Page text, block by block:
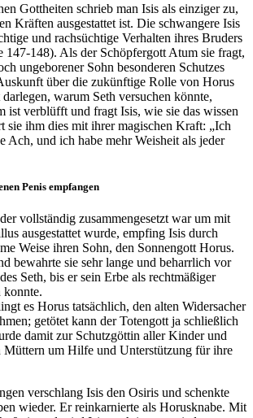
Gottheiten schrieb man Isis als einziger zu,
Kräften ausgestattet ist. Die schwangere Isis
und rachsüchtige Verhalten ihres Bruders
147-148). Als der Schöpfergott Atum sie fragt,
ungeborener Sohn besonderen Schutzes
über die zukünftige Rolle von Horus
warum Seth versuchen könnte,
ist verblüfft und fragt Isis, wie sie das wissen
sie ihm dies mit ihrer magischen Kraft: „Ich
Ach, und ich habe mehr Weisheit als jeder
Penis empfangen
vollständig zusammengesetzt war um mit
ausgestattet wurde, empfing Isis durch
Weise ihren Sohn, den Sonnengott Horus.
bewahrte sie sehr lange und beharrlich vor
Seth, bis er sein Erbe als rechtmäßiger
konnte.
es Horus tatsächlich, den alten Widersacher
getötet kann der Totengott ja schließlich
damit zur Schutzgöttin aller Kinder und
Müttern um Hilfe und Unterstützung für ihre
verschlang Isis den Osiris und schenkte
wieder. Er reinkarnierte als Horusknabe. Mit